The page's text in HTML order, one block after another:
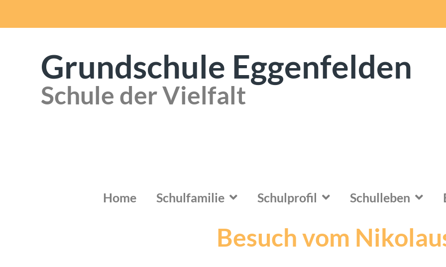
Grundschule Eggenfelden
Schule der Vielfalt
Home Schulfamilie Schulprofil Schulleben
Besuch vom